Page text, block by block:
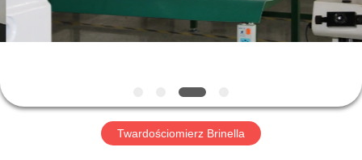
WYCIECZKA
PO
KONTROLA
Twardościomierz Brinella